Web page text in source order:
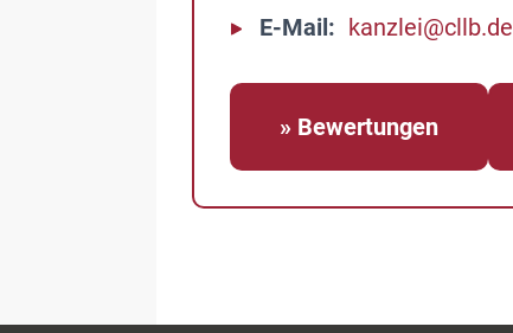
E-Mail
kanzlei@cllb.de
» Bewertungen